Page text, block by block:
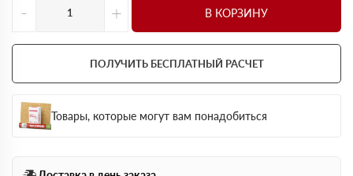
- + В КОРЗИНУ
ПОЛУЧИТЬ БЕСПЛАТНЫЙ РАСЧЕТ
Товары, которые могут вам понадобиться